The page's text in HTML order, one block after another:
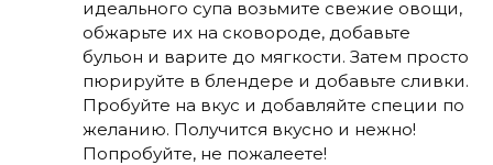
идеального супа возьмите свежие овощи,
обжарьте их на сковороде, добавьте
бульон и варите до мягкости. Затем просто
пюрируйте в блендере и добавьте сливки.
Пробуйте на вкус и добавляйте специи по
желанию. Получится вкусно и нежно!
Попробуйте, не пожалеете!